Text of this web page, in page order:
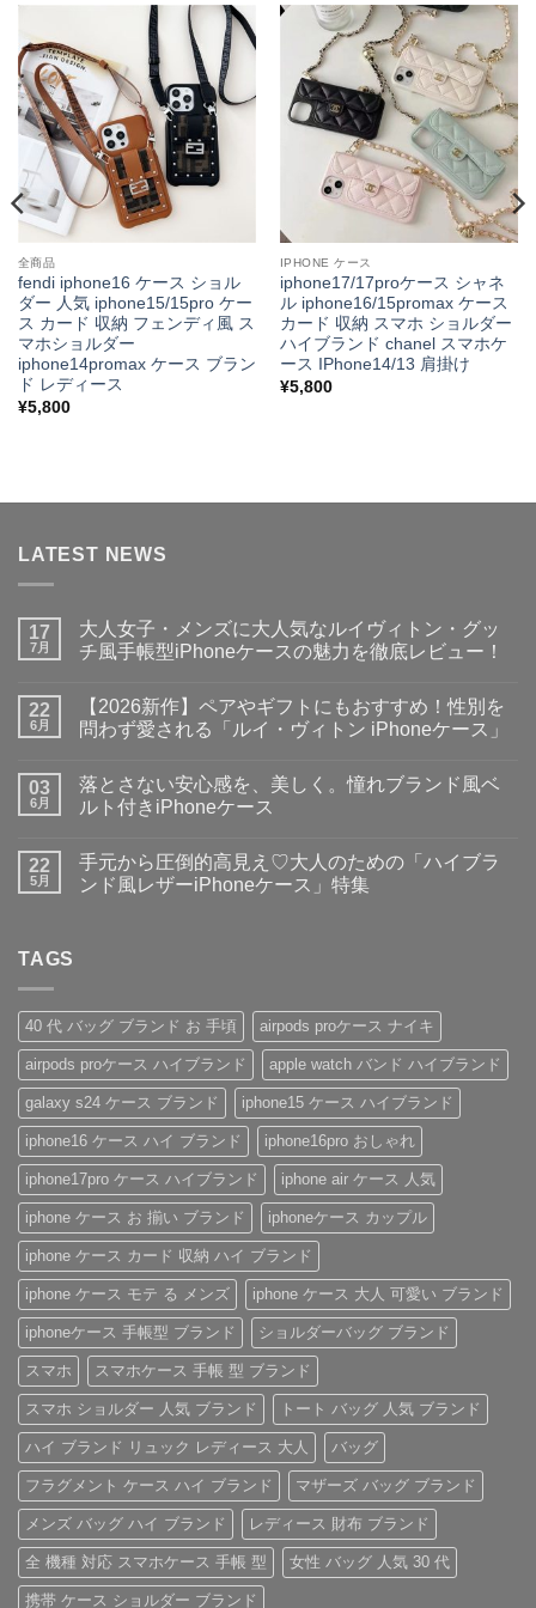
全商品
fendi iphone16 ケース ショル
ダー 人気 iphone15/15pro ケー
ス カード 収納 フェンディ風 ス
マホショルダー
iphone14promax ケース ブラン
ド レディース
¥5,800
IPHONE ケース
iphone17/17proケース シャネ
ル iphone16/15promax ケース
カード 収納 スマホ ショルダー
ハイブランド chanel スマホケ
ース IPhone14/13 肩掛け
¥5,800
LATEST NEWS
17
7月
大人女子・メンズに大人気なルイヴィトン・グッ
チ風手帳型iPhoneケースの魅力を徹底レビュー！
子・
メ
に
大
人
ル
イ
ヴ
手
帳
型
iPhone
ケ
ー
ス
の
魅
力
を
徹
底
レ
ビ
ュ
ー！
へ
の
ト
は
あ
り
ま
22
6月
【2026新作】ペアやギフトにもおすすめ！性別を
問わず愛される「ルイ・ヴィトン iPhoneケース」
作】
ペ
ア
フ
ト
に
を
問
わ
ず
愛
さ
れ
る
「ル
イ・
ヴ
ィ
ト
ン
iPhone
ケ
ー
ス」
へ
の
ン
ト
は
あ
り
ま
03
6月
落とさない安心感を、美しく。憧れブランド風ベ
ルト付きiPhoneケース
さ
な
い
憧
れ
ブ
ラ
ン
ド
風
ベ
ル
ト
付
き
iPhone
ケ
ー
ス
へ
の
ン
ト
は
22
5月
手元から圧倒的高見え♡大人のための「ハイブラ
ンド風レザーiPhoneケース」特集
高
見
え
♡
大
人
の
た
め
の
「ハ
イ
ブ
ラ
ン
ド
風
レ
ザ
ー
iPhone
ケ
ー
ス」
特
集
へ
の
あ
り
ま
せ
ん
TAGS
40 代 バッグ ブランド お 手頃 airpods proケース ナイキ
airpods proケース ハイブランド apple watch バンド ハイブランド
galaxy s24 ケース ブランド iphone15 ケース ハイブランド
iphone16 ケース ハイ ブランド iphone16pro おしゃれ
iphone17pro ケース ハイブランド iphone air ケース 人気
iphone ケース お 揃い ブランド iphoneケース カップル
iphone ケース カード 収納 ハイ ブランド
iphone ケース モテ る メンズ iphone ケース 大人 可愛い ブランド
iphoneケース 手帳型 ブランド ショルダーバッグ ブランド
スマホ スマホケース 手帳 型 ブランド
スマホ ショルダー 人気 ブランド トート バッグ 人気 ブランド
ハイ ブランド リュック レディース 大人 バッグ
フラグメント ケース ハイ ブランド マザーズ バッグ ブランド
メンズ バッグ ハイ ブランド レディース 財布 ブランド
全 機種 対応 スマホケース 手帳 型 女性 バッグ 人気 30 代
携帯 ケース ショルダー ブランド